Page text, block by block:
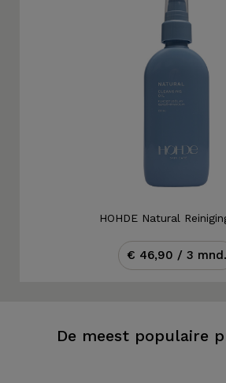
HOHDE Natural
€ 46,90 / 3 mnd.
De meest populaire